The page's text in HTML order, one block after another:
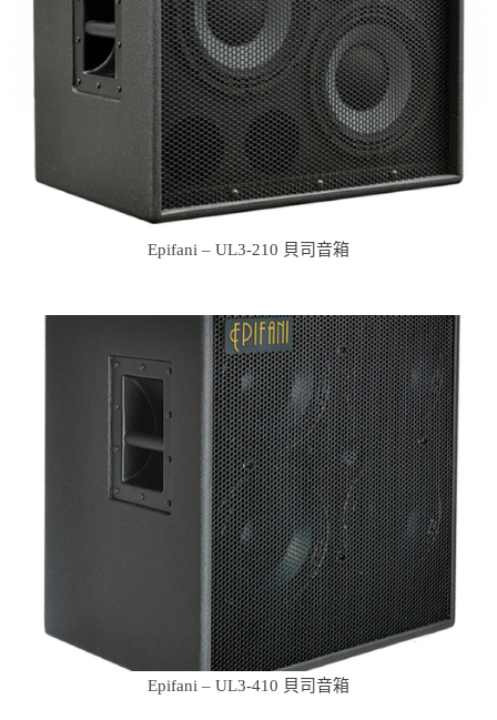
Epifani – UL3-210 貝司音箱
Epifani – UL3-410 貝司音箱